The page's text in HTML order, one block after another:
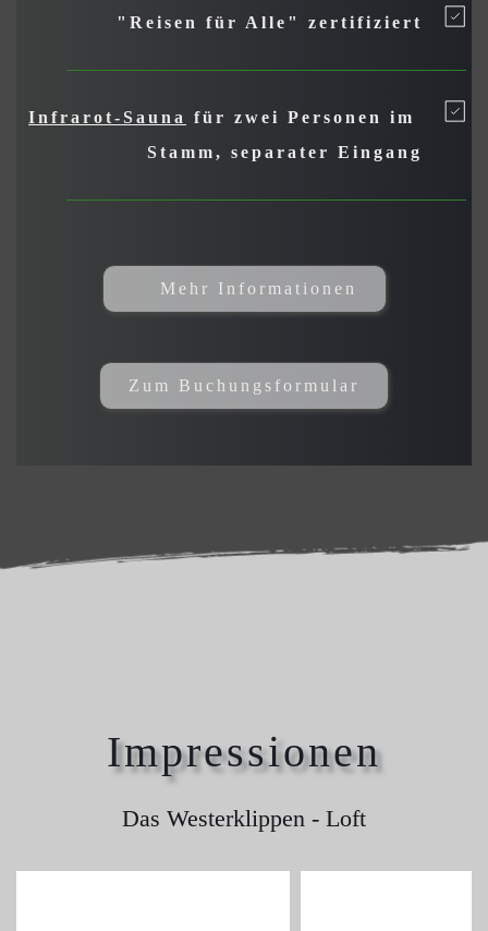
"Reisen für Alle" zertifiziert
Infrarot-Sauna
für zwei Personen im
Stamm, separater Eingang
Mehr Informationen
Zum Buchungsformular
Impressionen
Das Westerklippen - Loft